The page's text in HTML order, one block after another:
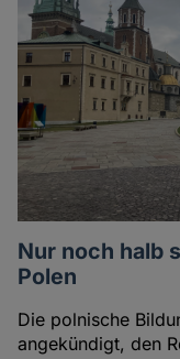
Nur noch halb
Polen
Die polnische
angekündigt, den